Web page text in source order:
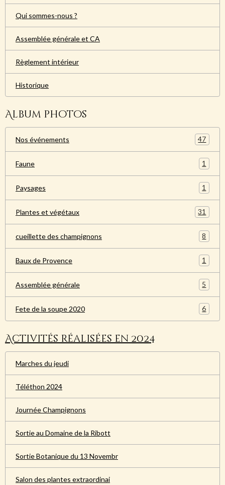
Qui sommes-nous ?
Assemblée générale et CA
Règlement intérieur
Historique
Album photos
Nos événements 47
Faune 1
Paysages 1
Plantes et végétaux 31
cueillette des champignons 8
Baux de Provence 1
Assemblée générale 5
Fete de la soupe 2020 6
Activités réalisées en 2024
Marches du jeudi
Téléthon 2024
Journée Champignons
Sortie au Domaine de la Ribott
Sortie Botanique du 13 Novembr
Salon des plantes extraordinai